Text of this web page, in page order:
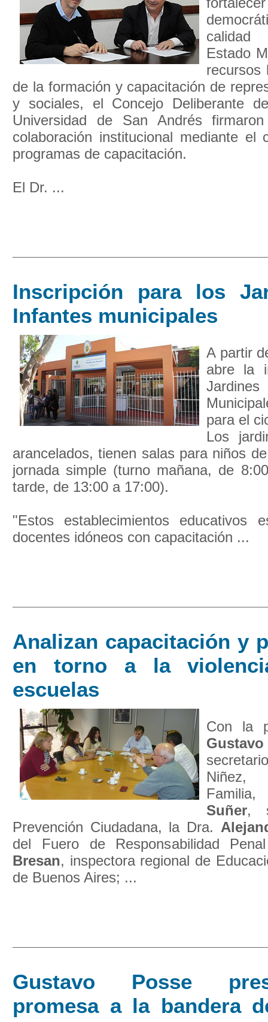
Estado
recursos
de la formación y capacitación de
y sociales, el Concejo Deliberante
Universidad de San Andrés
colaboración institucional mediante el
programas de capacitación.
El Dr. ...
Inscripción para los
Infantes municipales
A partir
abre la
para el
Los
arancelados, tienen salas para niños
jornada simple (turno mañana, de
tarde, de 13:00 a 17:00).
"Estos establecimientos educativos
docentes idóneos con capacitación ...
Analizan capacitación y
en torno a la
escuelas
Con la
Niñez,
Suñer,
Prevención Ciudadana, la Dra.
del Fuero de Responsabilidad
Bresan, inspectora regional de
de Buenos Aires; ...
Gustavo Posse
promesa a la bandera